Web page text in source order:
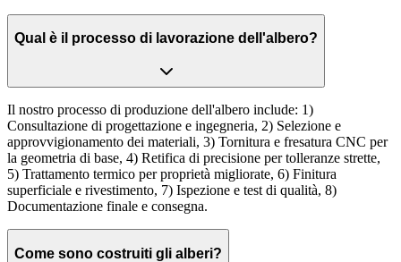
Qual è il processo di lavorazione dell'albero?
Il nostro processo di produzione dell'albero include: 1)
Consultazione di progettazione e ingegneria, 2) Selezione e
approvvigionamento dei materiali, 3) Tornitura e fresatura CNC per
la geometria di base, 4) Retifica di precisione per tolleranze strette,
5) Trattamento termico per proprietà migliorate, 6) Finitura
superficiale e rivestimento, 7) Ispezione e test di qualità, 8)
Documentazione finale e consegna.
Come sono costruiti gli alberi?